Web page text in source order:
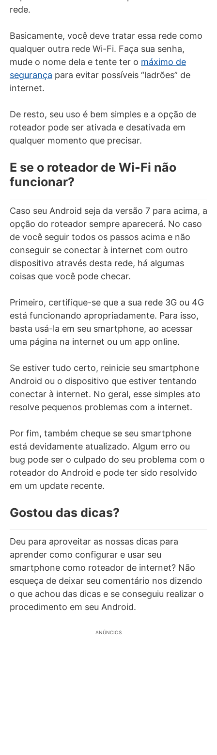
rede.
Basicamente, você deve tratar essa rede como
qualquer outra rede Wi-Fi. Faça sua senha,
mude o nome dela e tente ter o máximo de
segurança para evitar possíveis “ladrões” de
internet.
De resto, seu uso é bem simples e a opção de
roteador pode ser ativada e desativada em
qualquer momento que precisar.
E se o roteador de Wi-Fi não
funcionar?
Caso seu Android seja da versão 7 para acima, a
opção do roteador sempre aparecerá. No caso
de você seguir todos os passos acima e não
conseguir se conectar à internet com outro
dispositivo através desta rede, há algumas
coisas que você pode checar.
Primeiro, certifique-se que a sua rede 3G ou 4G
está funcionando apropriadamente. Para isso,
basta usá-la em seu smartphone, ao acessar
uma página na internet ou um app online.
Se estiver tudo certo, reinicie seu smartphone
Android ou o dispositivo que estiver tentando
conectar à internet. No geral, esse simples ato
resolve pequenos problemas com a internet.
Por fim, também cheque se seu smartphone
está devidamente atualizado. Algum erro ou
bug pode ser o culpado do seu problema com o
roteador do Android e pode ter sido resolvido
em um update recente.
Gostou das dicas?
Deu para aproveitar as nossas dicas para
aprender como configurar e usar seu
smartphone como roteador de internet? Não
esqueça de deixar seu comentário nos dizendo
o que achou das dicas e se conseguiu realizar o
procedimento em seu Android.
ANÚNCIOS